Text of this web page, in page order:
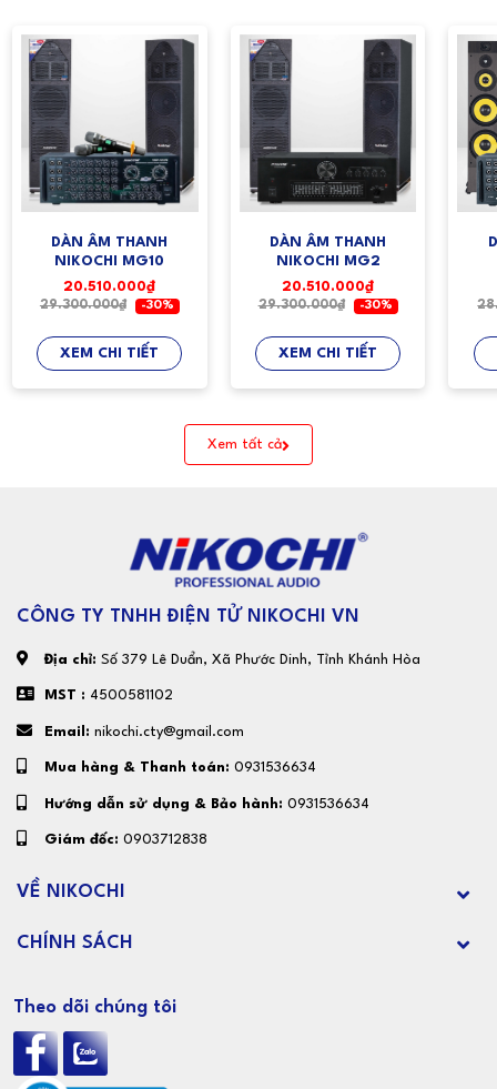
DÀN ÂM THANH
NIKOCHI MG10
20.510.000₫
29.300.000₫ -30%
XEM CHI TIẾT
DÀN ÂM THANH
NIKOCHI MG2
20.510.000₫
29.300.000₫ -30%
XEM CHI TIẾT
Xem tất cả
CÔNG TY TNHH ĐIỆN TỬ NIKOCHI VN
Địa chỉ: Số 379 Lê Duẩn, Xã Phước Dinh, Tỉnh Khánh Hòa
MST : 4500581102
Email: nikochi.cty@gmail.com
Mua hàng & Thanh toán: 0931536634
Hướng dẫn sử dụng & Bảo hành: 0931536634
Giám đốc: 0903712838
VỀ NIKOCHI
CHÍNH SÁCH
Theo dõi chúng tôi